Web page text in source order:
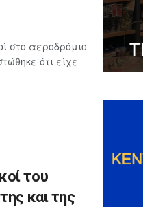
στο αεροδρόμιο
ότι είχε
του
και της